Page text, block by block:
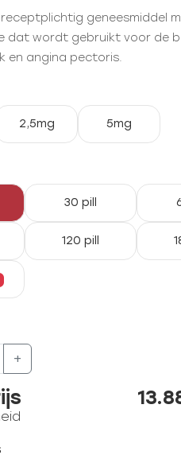
geneesmiddel
dat wordt gebruikt voor de
en angina pectoris.
2,5mg 5mg
30 pill
120 pill
+